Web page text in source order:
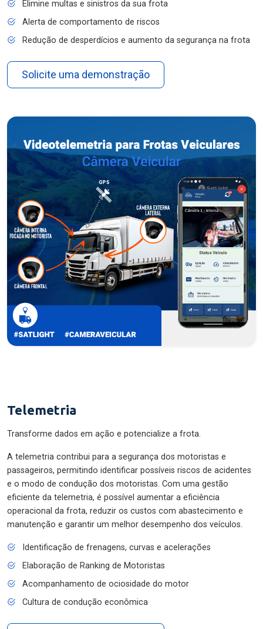
Elimine multas e sinistros da sua frota
Alerta de comportamento de riscos
Redução de desperdícios e aumento da segurança na frota
Solicite uma demonstração
Telemetria
Transforme dados em ação e potencialize a frota.
A telemetria contribui para a segurança dos motoristas e
passageiros, permitindo identificar possíveis riscos de acidentes
e o modo de condução dos motoristas. Com uma gestão
eficiente da telemetria, é possível aumentar a eficiência
operacional da frota, reduzir os custos com abastecimento e
manutenção e garantir um melhor desempenho dos veículos.
Identificação de frenagens, curvas e acelerações
Elaboração de Ranking de Motoristas
Acompanhamento de ociosidade do motor
Cultura de condução econômica